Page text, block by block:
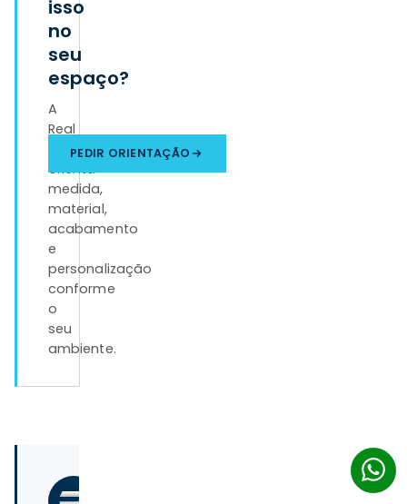
isso
no
seu
espaço?
A
Real
Tapetes
orienta
medida,
material,
acabamento
e
personalização
conforme
o
seu
ambiente.
PEDIR ORIENTAÇÃO